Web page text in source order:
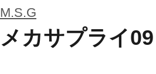
M.S.G
メカサプライ